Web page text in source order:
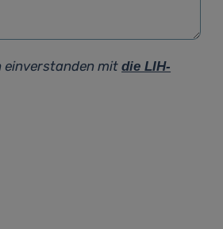
einverstanden mitdie LIH-